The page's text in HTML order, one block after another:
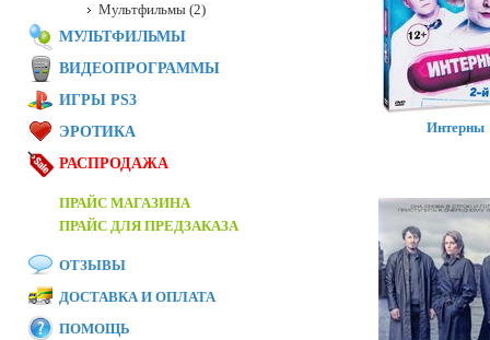
Интерны
Мультфильмы (2)
МУЛЬТФИЛЬМЫ
ВИДЕОПРОГРАММЫ
ИГРЫ PS3
ЭРОТИКА
РАСПРОДАЖА
ПРАЙС МАГАЗИНА
ПРАЙС ДЛЯ ПРЕДЗАКАЗА
ОТЗЫВЫ
ДОСТАВКА И ОПЛАТА
ПОМОЩЬ